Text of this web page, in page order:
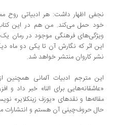
نجفی اظهار داشت: هر ادبیاتی روح
خود حمل می‌کند. من هم در این
ویژگی‌های فرهنگی موجود در رمان یک
این اثر که نگارش آن تا یکی دو ماه
نشر کاروان منتشر خواهد شد.
این مترجم ادبیات آلمانی همچنین
«عاشقانه‌هایی برای النا» خبر داد و
مقاله‌ها و نقدهای «یوزف زینکلایر»
حال حروف‌چینی آن هستم و انتشارات